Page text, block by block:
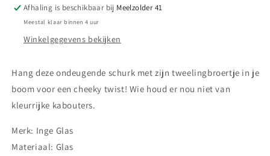
jas
jas
Afhaling is beschikbaar bij Meelzolder 41
Meestal klaar binnen 4 uur
Winkelgegevens bekijken
Hang deze ondeugende schurk met zijn tweelingbroertje in je
boom voor een cheeky twist! Wie houd er nou niet van
kleurrijke kabouters.
Merk: Inge Glas
Materiaal: Glas